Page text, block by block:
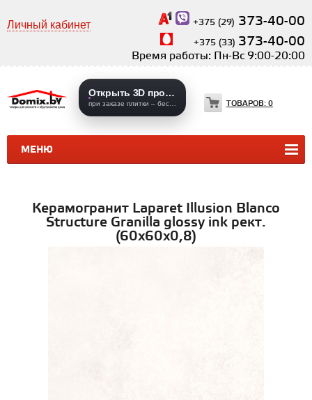
Личный кабинет +375 (29) 373-40-00
+375 (33) 373-40-00
Время работы: Пн-Вс 9:00-20:00
МЕНЮ
Открыть 3D проекты
ТОВАРОВ: 0
КЕРАМИЧЕСКАЯ ПЛИТКА
Керамогранит Laparet Illusion Blanco
Structure Granilla glossy ink рект.
(60х60х0,8)